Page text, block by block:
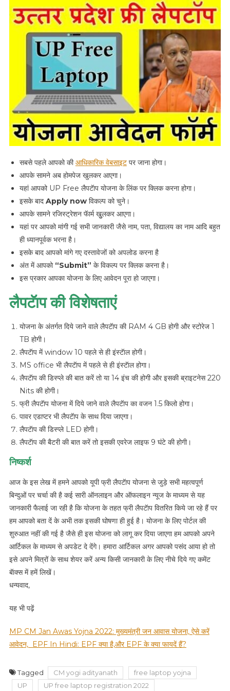
सबसे पहले आपको कीआधिकारिक वेबसाइटपर जाना होगा।
आपके सामने अब होमपेज खुलकर आएगा।
यहां आपको UP Free लैपटॅाप योजना के लिंक पर क्लिक करना होगा।
इसके बादApply nowविकल्प को चुने।
आपके सामने रजिस्ट्रेशन फॅार्म खुुलकर आएगा।
यहां पर आपको मांगी गई सभी जानकारी जैसे नाम, पता, विद्यालय का नाम आदि बहुत
ही ध्यानपूर्वक भरना है।
इसके बाद आपको मांगे गए दस्तावेजों को अपलोड करना है
अंत में आपको“Submit” के विकल्प पर क्लिक करना है।
इस प्रकार आपका योजना के लिए आवेदन पूरा हो जाएगा।
लैपटॅाप की विशेषताएं
योजना के अंतर्गत दिये जाने वाले लैपटॅाप की RAM 4 GB होगी और स्टोरेज 1
TB होगी।
लैपटॅाप में window 10 पहले से ही इंस्टॅाल होगी।
MS office भी लैपटॅाप में पहले से ही इंस्टॅाल होगा।
लैपटॅाप की डिस्प्ले की बात करें तो या 14 इंच की होगी और इसकी ब्राइटनेस 220
Nits की होगी।
फ्री लैपटॅाप योजना में दिये जाने वाले लैपटॅाप का वजन 1.5 किलो होगा।
पावर एडाप्टर भी लैपटॅाप के साथ दिया जाएगा।
लैपटॅाप की डिस्प्ले LED होगी।
लैपटॅाप की बैटरी की बात करें तो इसकी एवरेज लाइफ 9 घंटे की होगी।
निष्कर्श
आज के इस लेख में हमने आपको यूपी फ्री लैपटॅाप योजना से जुड़े सभी महत्वपूर्ण
बिन्दुओं पर चर्चा की है कई सारी ऑनलाइन और ऑफलाइन न्यूज के माध्यम से यह
जानकारी फैलाई जा रही है कि योजना के तहत फ्री लैपटॅाप वितरित किये जा रहे हैं पर
हम आपको बता दें के अभी तक इसकी घोषणा ही हुई है। योजना के लिए पोर्टल की
शुरुआत नहीं की गई है जैसे ही इस योजना को लागू कर दिया जाएगा हम आपको अपने
आर्टिकल के माध्यम से अपडेट दे देंगे। हमारा आर्टिकल अगर आपको पसंद आया हो तो
इसे अपने मित्रों के साथ शेयर करें अन्य किसी जानकारी के लिए नीचे दिये गए कमेंट
बॅाक्स में हमें लिखें।
धन्यवाद,
यह भी पढ़ें
MP CM Jan Awas Yojna 2022: मुख्यमंत्री जन आवास योजना, ऐसे करें
आवेदन,
EPF In Hindi: EPF क्या है,और EPF के क्या फायदें हैं?
Tagged CM yogi adityanath
free laptop yojna
UP
UP free laptop registration 2022